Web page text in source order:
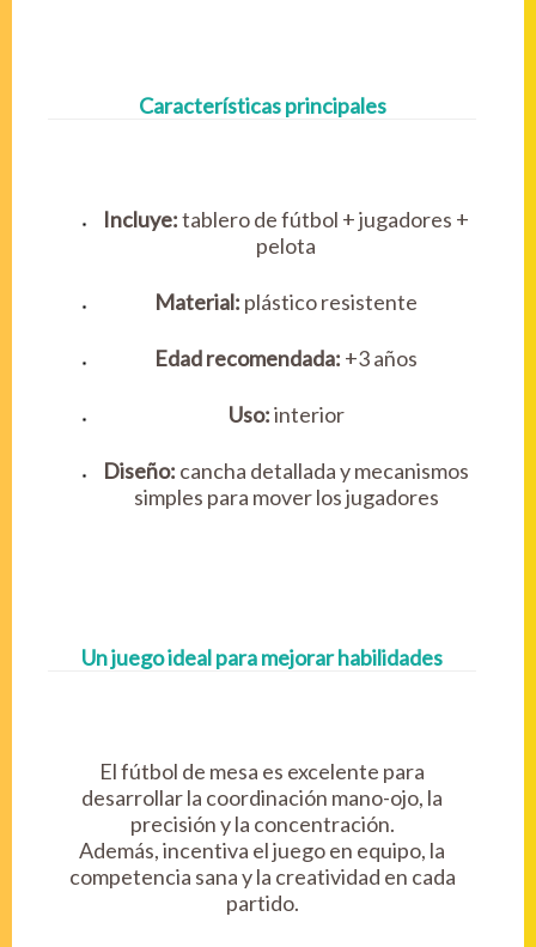
Características principales
Incluye:tablero de fútbol + jugadores +
pelota
Material: plástico resistente
Edad recomendada: +3 años
Uso:interior
Diseño: cancha detallada y mecanismos
simples para mover los jugadores
Un juego ideal para mejorar habilidades
El fútbol de mesa es excelente para
desarrollar la coordinación mano-ojo, la
precisión y la concentración.
Además, incentiva el juego en equipo, la
competencia sana y la creatividad en cada
partido.